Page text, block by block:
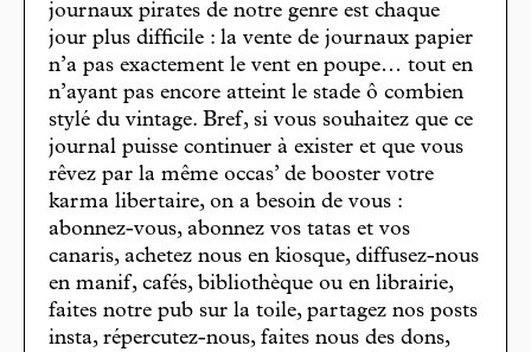
journaux pirates de notre genre est chaque
jour plus difficile : la vente de journaux papier
n’a pas exactement le vent en poupe… tout en
n’ayant pas encore atteint le stade ô combien
stylé du vintage. Bref, si vous souhaitez que ce
journal puisse continuer à exister et que vous
rêvez par la même occas’ de booster votre
karma libertaire, on a besoin de vous :
abonnez-vous, abonnez vos tatas et vos
canaris, achetez nous en kiosque, diffusez-nous
en manif, cafés, bibliothèque ou en librairie,
faites notre pub sur la toile, partagez nos posts
insta, répercutez-nous, faites nous des dons,